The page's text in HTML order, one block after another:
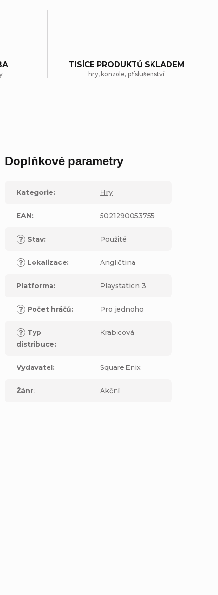
TISÍCE PRODUKTŮ SKLADEM
hry, konzole, příslušenství
Doplňkové parametry
Kategorie: Hry
EAN: 5021290053755
? Stav: Použité
? Lokalizace: Angličtina
Platforma: Playstation 3
? Počet hráčů: Pro jednoho
? Typ
distribuce:
Krabicová
Vydavatel : Square Enix
Žánr: Akční